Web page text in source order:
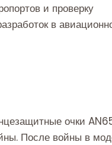
и проверку
в
очки
После войны в